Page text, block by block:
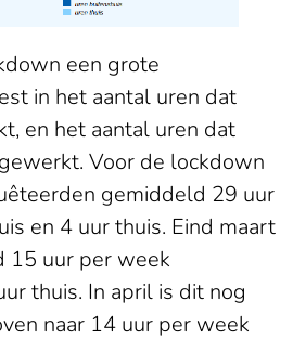
een grote
in het aantal uren dat
en het aantal uren dat
Voor de lockdown
gemiddeld 29 uur
en 4 uur thuis. Eind maart
15 uur per week
thuis. In april is dit nog
naar 14 uur per week